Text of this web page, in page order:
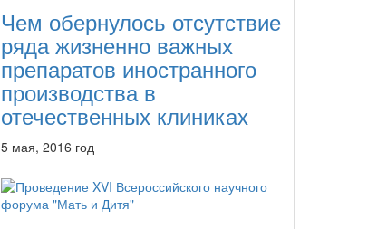
Чем обернулось отсутствие
ряда жизненно важных
препаратов иностранного
производства в
отечественных клиниках
5 мая, 2016 год